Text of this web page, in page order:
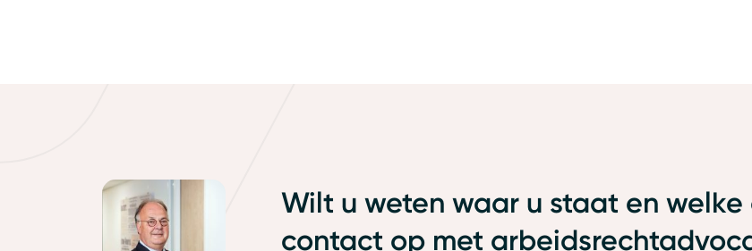
Wilt u weten waar u staat en
contact op met